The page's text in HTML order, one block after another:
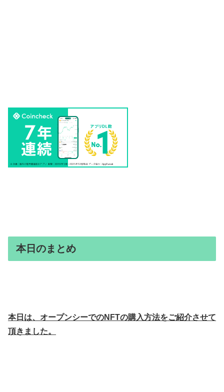
本日のまとめ
本日は、オープンシーでのNFTの購入方法をご紹介させて
頂きました。